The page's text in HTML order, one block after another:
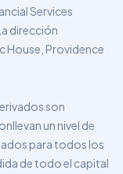
Services
dirección
House, Providence
son
un nivel de
para todos los
de todo el capital